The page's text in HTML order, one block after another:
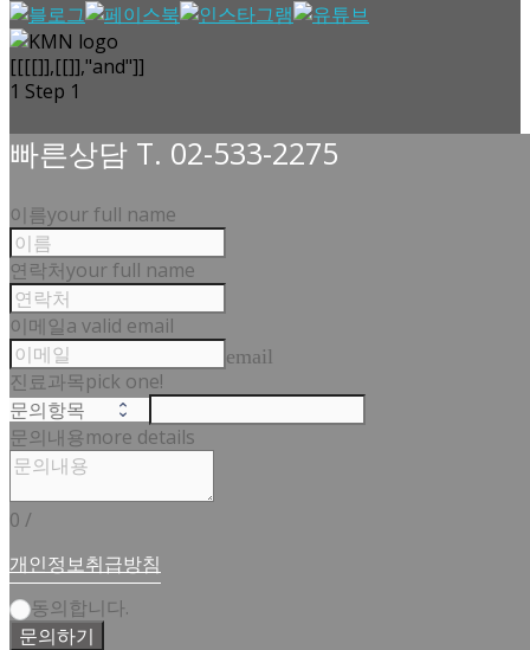
[[[[]],[[]],"and"]]
1 Step 1
빠른상담 T. 02-533-2275
이름your full name
연락처your full name
이메일a valid email
email
진료과목pick one!
문의내용more details
0 /
개인정보취급방침
동의합니다.
문의하기